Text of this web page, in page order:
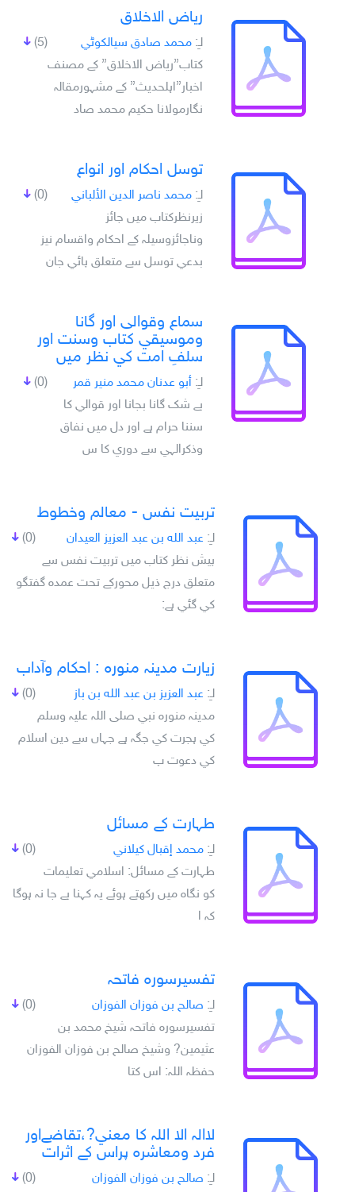
رياض الاخلاق
(5) لـِ: محمد صادق سيالکوٹي
کتاب”رياض الاخلاق” کے مصنف
اخبار”اہلحديث” کے مشہورمقالہ
نگارمولانا حکيم محمد صاد
توسل احکام اور انواع
(0) لـِ: محمد ناصر الدين الألباني
زيرنظرکتاب ميں جائز
وناجائزوسيلہ کے احکام واقسام نيز
بدعي توسل سے متعلق پائي جان
سماع وقوالى اور گانا
وموسيقي کتاب وسنت اور
سلفِ امت کي نظر ميں
(0) لـِ: أبو عدنان محمد منير قمر
بے شک گانا بجانا اور قوالي کا
سننا حرام ہے اور دل ميں نفاق
وذکرالہي سے دوري کا س
تربيت نفس - معالم وخطوط
(0) لـِ: عبد الله بن عبد العزيز العيدان
پيش نظر کتاب ميں تربيت نفس سے
متعلق درج ذيل محورکے تحت عمدہ گفتگو
کي گئي ہے:
زيارت مدينہ منوره : احكام وآداب
(0) لـِ: عبد العزيز بن عبد الله بن باز
مدينہ منورہ نبي صلى اللہ عليہ وسلم
کي ہجرت کي جگہ ہے جہاں سے دين اسلام
کي دعوت پ
طہارت کے مسائل
(0) لـِ: محمد إقبال كيلاني
طہارت کے مسائل: اسلامي تعليمات
کو نگاہ ميں رکھتے ہوئے يہ کہنا بے جا نہ ہوگا
کہ ا
تفسيرسورہ فاتحہ
(0) لـِ: صالح بن فوزان الفوزان
تفسيرسورہ فاتحہ شيخ محمد بن
عثيمين? وشيخ صالح بن فوزان الفوزان
حفظہ اللہ: اس کتا
لاالہ الا اللہ کا معني?،تقاضےاور
فرد ومعاشرہ پراس کے اثرات
(0) لـِ: صالح بن فوزان الفوزان